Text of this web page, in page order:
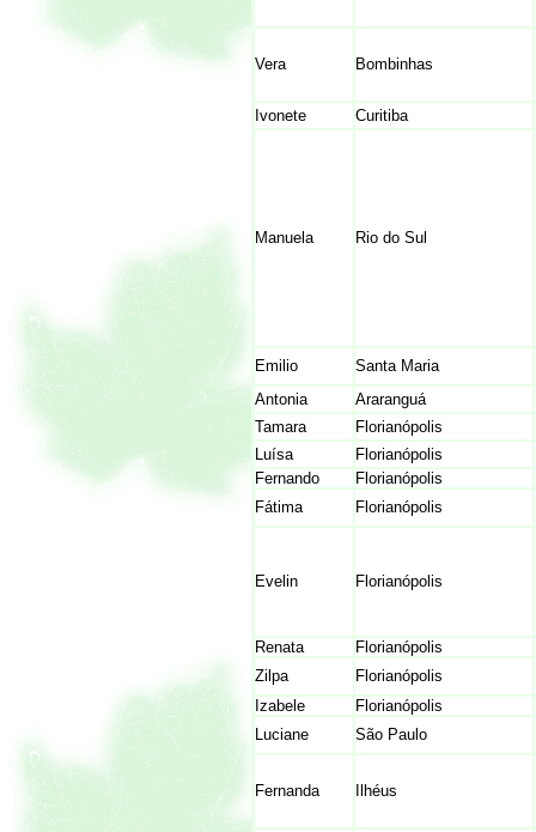
Vera Bombinhas
Ivonete Curitiba
Manuela Rio do Sul
Emilio
Santa Maria
Antonia
Araranguá
Tamara
Florianópolis
Luísa
Florianópolis
Fernando
Florianópolis
Fátima
Florianópolis
Evelin Florianópolis
Renata
Florianópolis
Zilpa
Florianópolis
Izabele
Florianópolis
Luciane
São Paulo
Fernanda Ilhéus